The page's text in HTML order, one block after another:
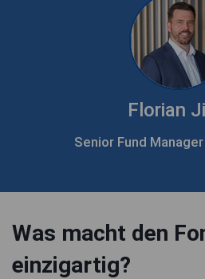
Florian
Senior Fund
Was macht den
einzigartig?